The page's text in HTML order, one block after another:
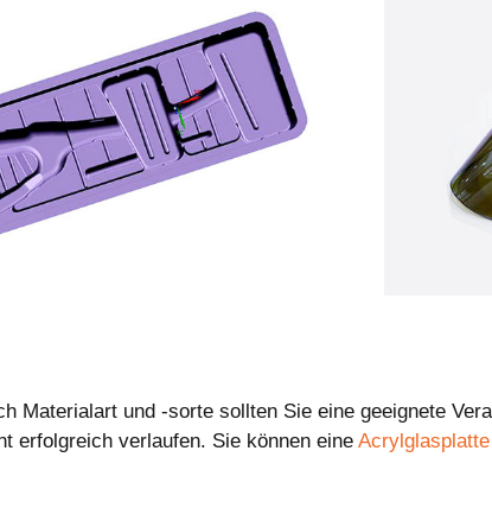
und -sorte sollten Sie eine geeignete
erfolgreich verlaufen. Sie können eine Acrylglasplatte